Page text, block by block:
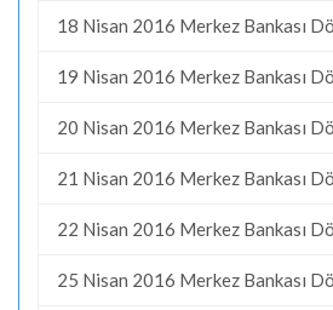
18 Nisan 2016 Merkez Bankası
19 Nisan 2016 Merkez Bankası
20 Nisan 2016 Merkez Bankası
21 Nisan 2016 Merkez Bankası
22 Nisan 2016 Merkez Bankası
25 Nisan 2016 Merkez Bankası